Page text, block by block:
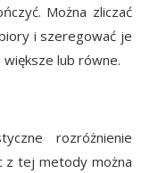
Można zliczać
i szeregować je
lub równe.
rozróżnienie
z tej metody można